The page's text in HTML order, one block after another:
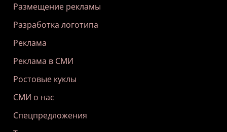
Размещение рекламы
Разработка логотипа
Реклама
Реклама в СМИ
Ростовые куклы
СМИ о нас
Спецпредложения